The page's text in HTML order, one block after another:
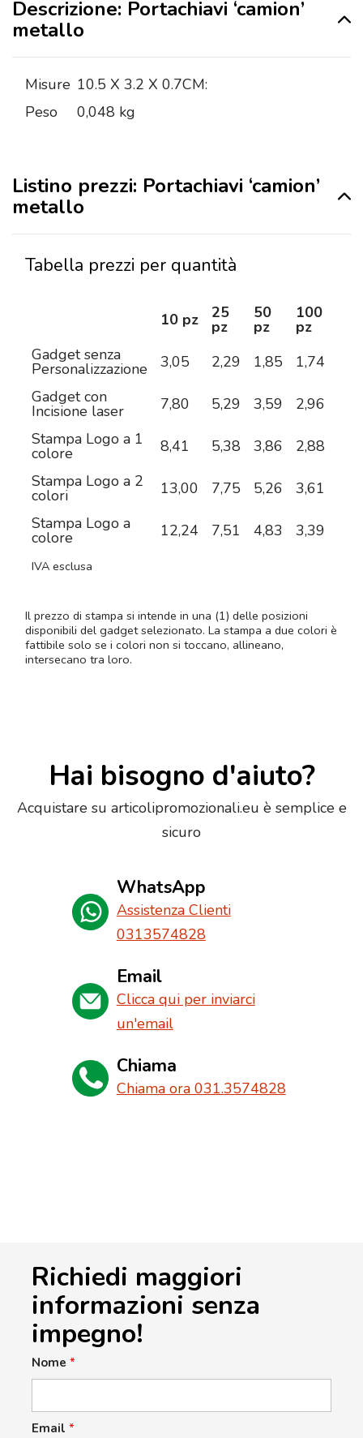
Descrizione: Portachiavi ‘camion’
metallo
Misure 10.5 X 3.2 X 0.7CM:
Peso
0,048 kg
Listino prezzi: Portachiavi ‘camion’
metallo
Tabella prezzi per quantità
10 pz 25
pz
50
pz
100
pz
Gadget senza
Personalizzazione 3,05 2,29 1,85 1,74
Gadget con
Incisione laser 7,80 5,29 3,59 2,96
Stampa Logo a 1
colore 8,41 5,38 3,86 2,88
Stampa Logo a 2
colori 13,00 7,75 5,26 3,61
Stampa Logo a
colore 12,24 7,51 4,83 3,39
IVA esclusa
Il prezzo di stampa si intende in una (1) delle posizioni
disponibili del gadget selezionato. La stampa a due colori è
fattibile solo se i colori non si toccano, allineano,
intersecano tra loro.
Hai bisogno d'aiuto?
Acquistare su articolipromozionali.eu è semplice e
sicuro
WhatsApp
Assistenza Clienti
0313574828
Email
Clicca qui per inviarci
un'email
Chiama
Chiama ora 031.3574828
Richiedi maggiori
informazioni senza
impegno!
Nome *
Email *